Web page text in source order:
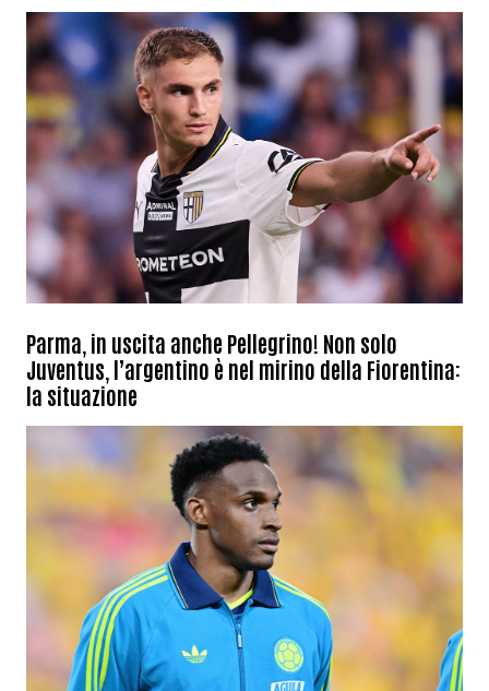
Parma, in uscita anche Pellegrino! Non solo
Juventus, l’argentino è nel mirino della Fiorentina:
la situazione